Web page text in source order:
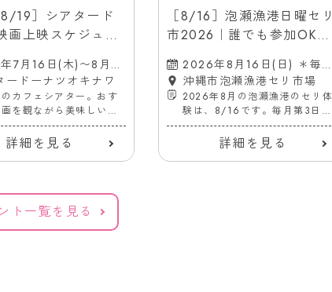
8/19］シアタード
画上映スケジュー
）
7月16日(木)〜8月19
ードーナツオキナワ
カフェシアター。おす
を観ながら美味しいド
楽しめる！
詳細を見る
［8/16］泡瀬漁港日曜セリ
市2026｜誰でも参加OK！
2026年8月16日(日) ＊毎月
第3日曜日
沖縄市泡瀬漁港セリ市場
2026年8月の泡瀬漁港のセリ体
験は、8/16です。毎月第3日曜
日は新鮮な魚を安く購入できる
チャンス！詳細を見る
ト一覧を見る